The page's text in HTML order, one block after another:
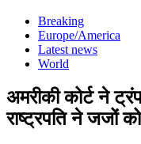
Breaking
Europe/America
Latest news
World
अमरीकी कोर्ट ने
राष्ट्रपति ने जजों